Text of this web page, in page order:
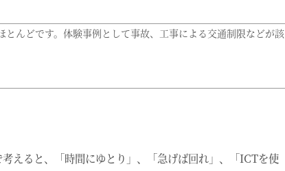
とんどです。体験事例として事故、工事による交通制限などが該
えると、「時間にゆとり」、「急げば回れ」、「ICTを使